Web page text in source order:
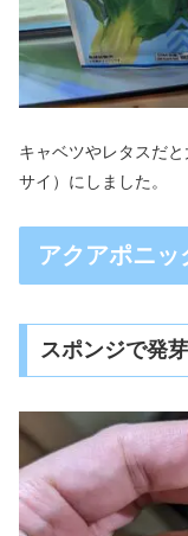
キャベツやレタスだ
サイ）にしました。
アクアポニッ
スポンジで発